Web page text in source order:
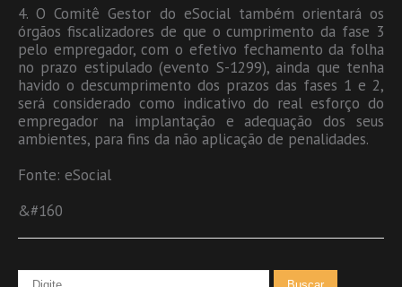
4. O Comitê Gestor do eSocial também orientará os
órgãos fiscalizadores de que o cumprimento da fase 3
pelo empregador, com o efetivo fechamento da folha
no prazo estipulado (evento S-1299), ainda que tenha
havido o descumprimento dos prazos das fases 1 e 2,
será considerado como indicativo do real esforço do
empregador na implantação e adequação dos seus
ambientes, para fins da não aplicação de penalidades.
Fonte: eSocial
&#160